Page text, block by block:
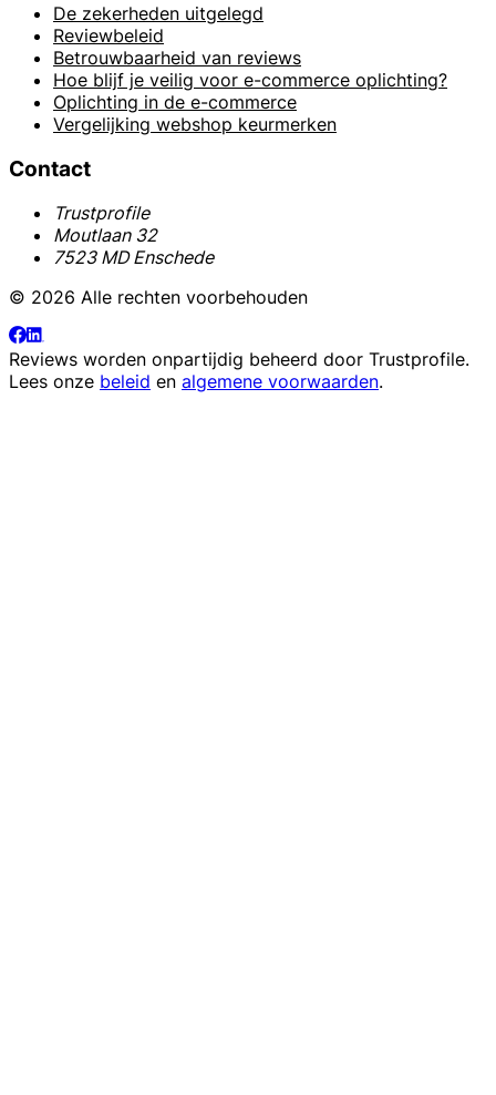
De zekerheden uitgelegd
Reviewbeleid
Betrouwbaarheid van reviews
Hoe blijf je veilig voor e-commerce oplichting?
Oplichting in de e-commerce
Vergelijking webshop keurmerken
Contact
Trustprofile
Moutlaan 32
7523 MD Enschede
© 2026 Alle rechten voorbehouden
Reviews worden onpartijdig beheerd door Trustprofile.
Lees onze beleid en algemene voorwaarden.